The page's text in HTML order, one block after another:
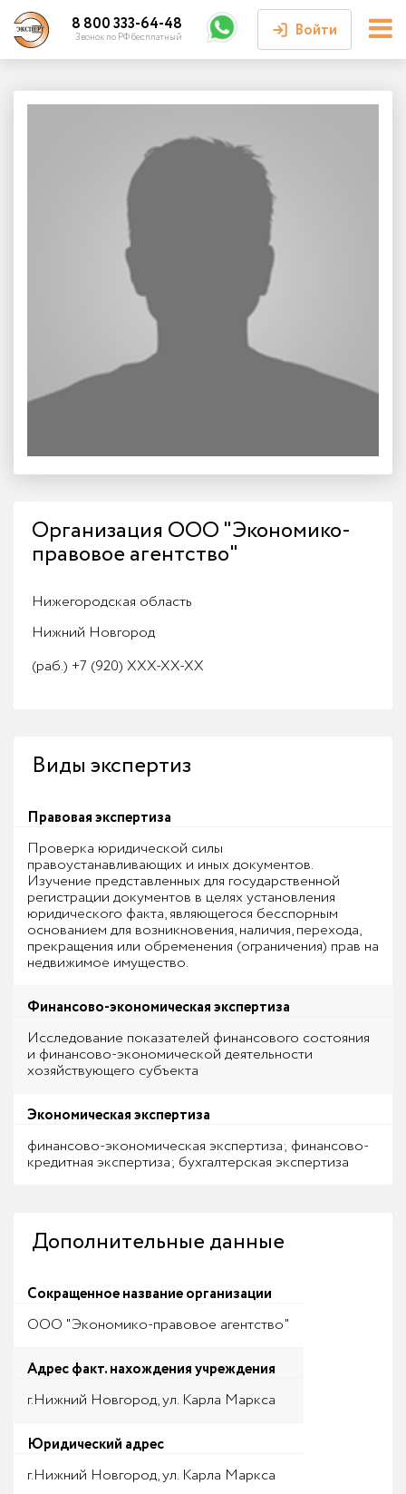
Войти
Войти или
зарегистрироваться
Личный кабинет
8 800 333-64-48
Звонок по РФ бесплатный
Организация ООО "Экономико-
правовое агентство"
Нижегородская область
Нижний Новгород
(раб.) +7 (920) XXX-XX-XX
Виды экспертиз
Правовая экспертиза
Проверка юридической силы
правоустанавливающих и иных документов.
Изучение представленных для государственной
регистрации документов в целях установления
юридического факта, являющегося бесспорным
основанием для возникновения, наличия, перехода,
прекращения или обременения (ограничения) прав на
недвижимое имущество.
Финансово-экономическая экспертиза
Исследование показателей финансового состояния
и финансово-экономической деятельности
хозяйствующего субъекта
Экономическая экспертиза
финансово-экономическая экспертиза; финансово-
кредитная экспертиза; бухгалтерская экспертиза
Дополнительные данные
Сокращенное название организации
ООО "Экономико-правовое агентство"
Адрес факт. нахождения учреждения
г.Нижний Новгород, ул. Карла Маркса
Юридический адрес
г.Нижний Новгород, ул. Карла Маркса